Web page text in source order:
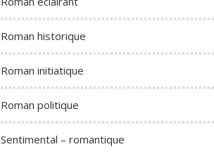
Roman historique
Roman initiatique
Roman politique
Sentimental – romantique